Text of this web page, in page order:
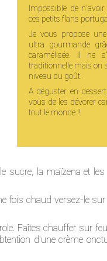
Impossible de
ces petits flans
Je vous propose
ultra gourmande
caramélisée. Il ne
traditionnelle mais on
niveau du goût.
A déguster en
vous de les dévorer
tout le monde !!
sucre, la maïzena et
fois chaud versez-le
Faîtes chauffer sur
d'une crème